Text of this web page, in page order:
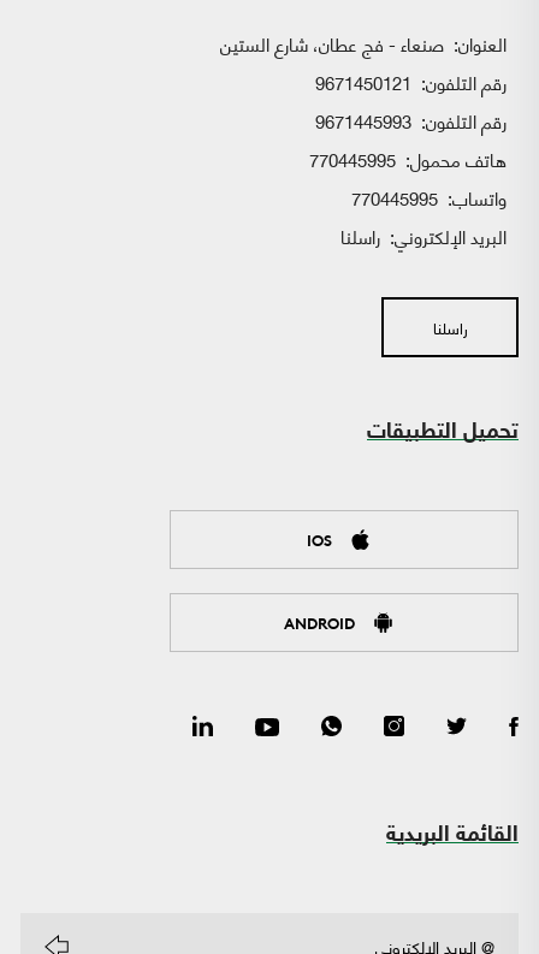
العنوان: صنعاء - فج عطان، شارع الستين
رقم التلفون: 9671450121
رقم التلفون: 9671445993
هاتف محمول: 770445995
واتساب:
البريد الإلكتروني: راسلنا
راسلنا
تحميل التطبيقات
IOS
ANDROID
القائمة البريدية